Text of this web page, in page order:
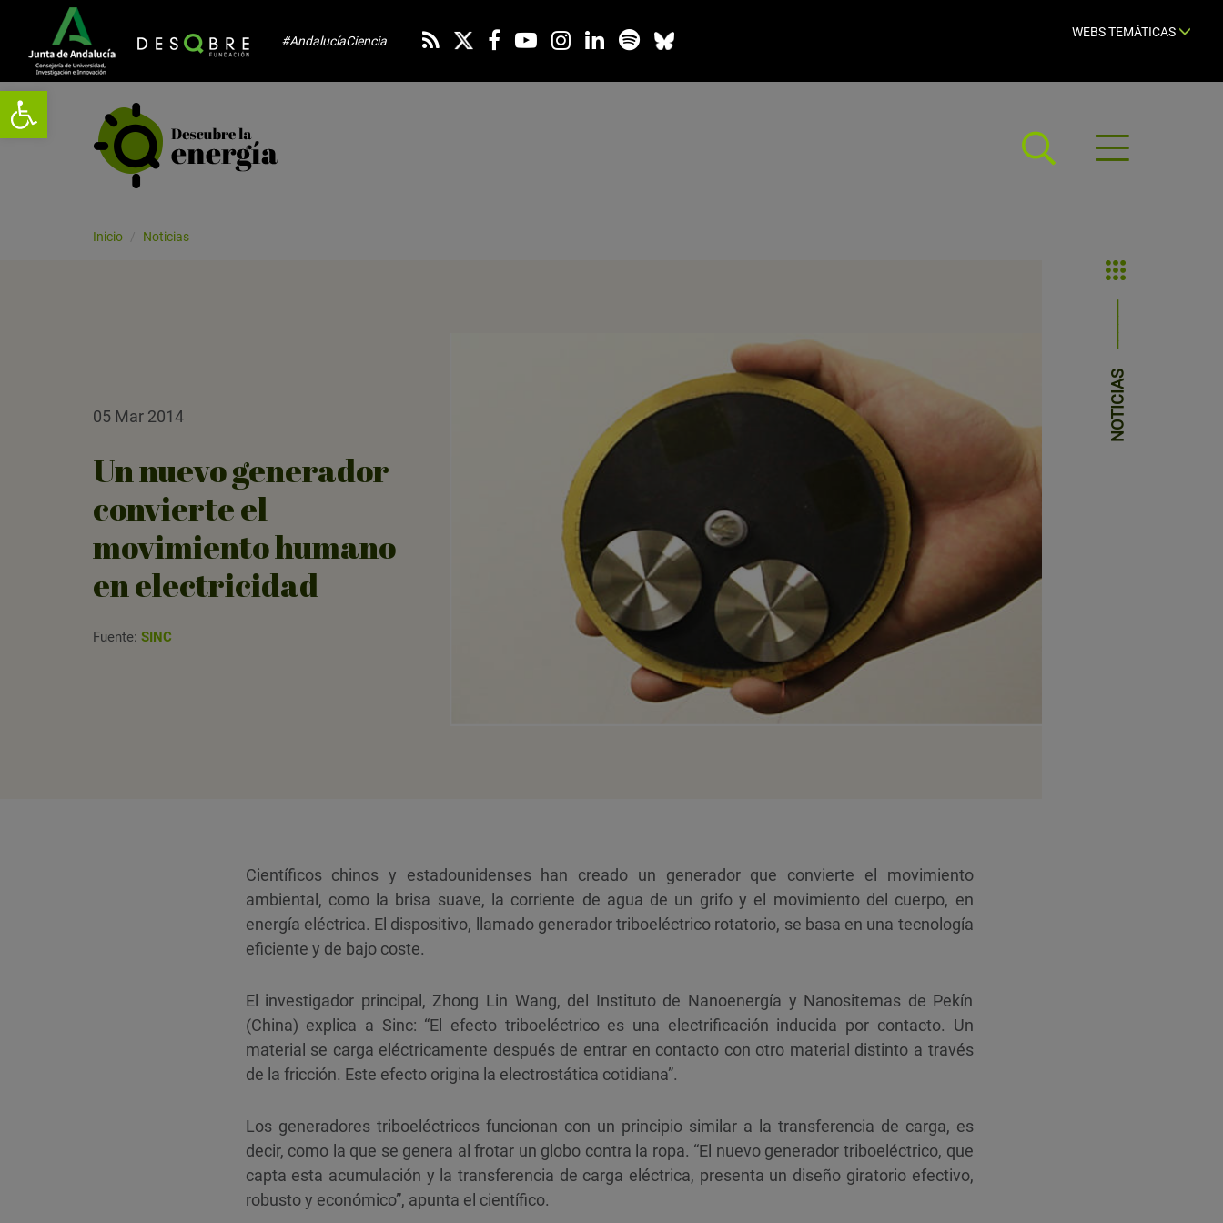
Abrir barra de herramientas
#AndalucíaCiencia
WEBS TEMÁTICAS
Abrir
menú
Inicio Noticias
NOTICIAS
05 Mar 2014
Un nuevo generador
convierte el
movimiento humano
en electricidad
Fuente: SINC
Científicos chinos y estadounidenses han creado un generador que convierte el movimiento
ambiental, como la brisa suave, la corriente de agua de un grifo y el movimiento del cuerpo, en
energía eléctrica. El dispositivo, llamado generador triboeléctrico rotatorio, se basa en una tecnología
eficiente y de bajo coste.
El investigador principal, Zhong Lin Wang, del Instituto de Nanoenergía y Nanositemas de Pekín
(China) explica a Sinc: “El efecto triboeléctrico es una electrificación inducida por contacto. Un
material se carga eléctricamente después de entrar en contacto con otro material distinto a través
de la fricción. Este efecto origina la electrostática cotidiana”.
Los generadores triboeléctricos funcionan con un principio similar a la transferencia de carga, es
decir, como la que se genera al frotar un globo contra la ropa. “El nuevo generador triboeléctrico, que
capta esta acumulación y la transferencia de carga eléctrica, presenta un diseño giratorio efectivo,
robusto y económico”, apunta el científico.